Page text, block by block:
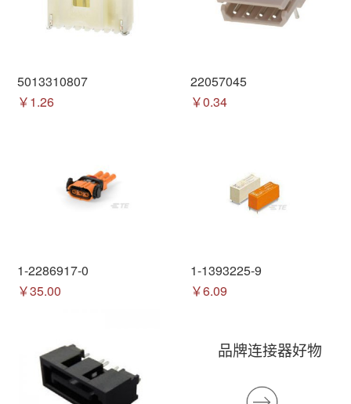
5013310807
￥1.26
22057045
￥0.34
1-2286917-0
￥35.00
1-1393225-9
￥6.09
品牌连接器好物